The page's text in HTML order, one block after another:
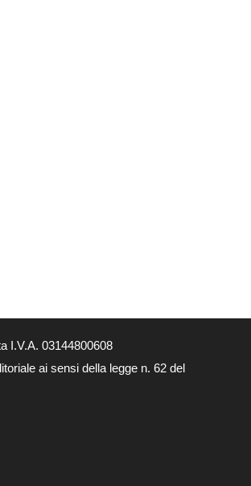
I.V.A. 03144800608
ai sensi della legge n. 62 del